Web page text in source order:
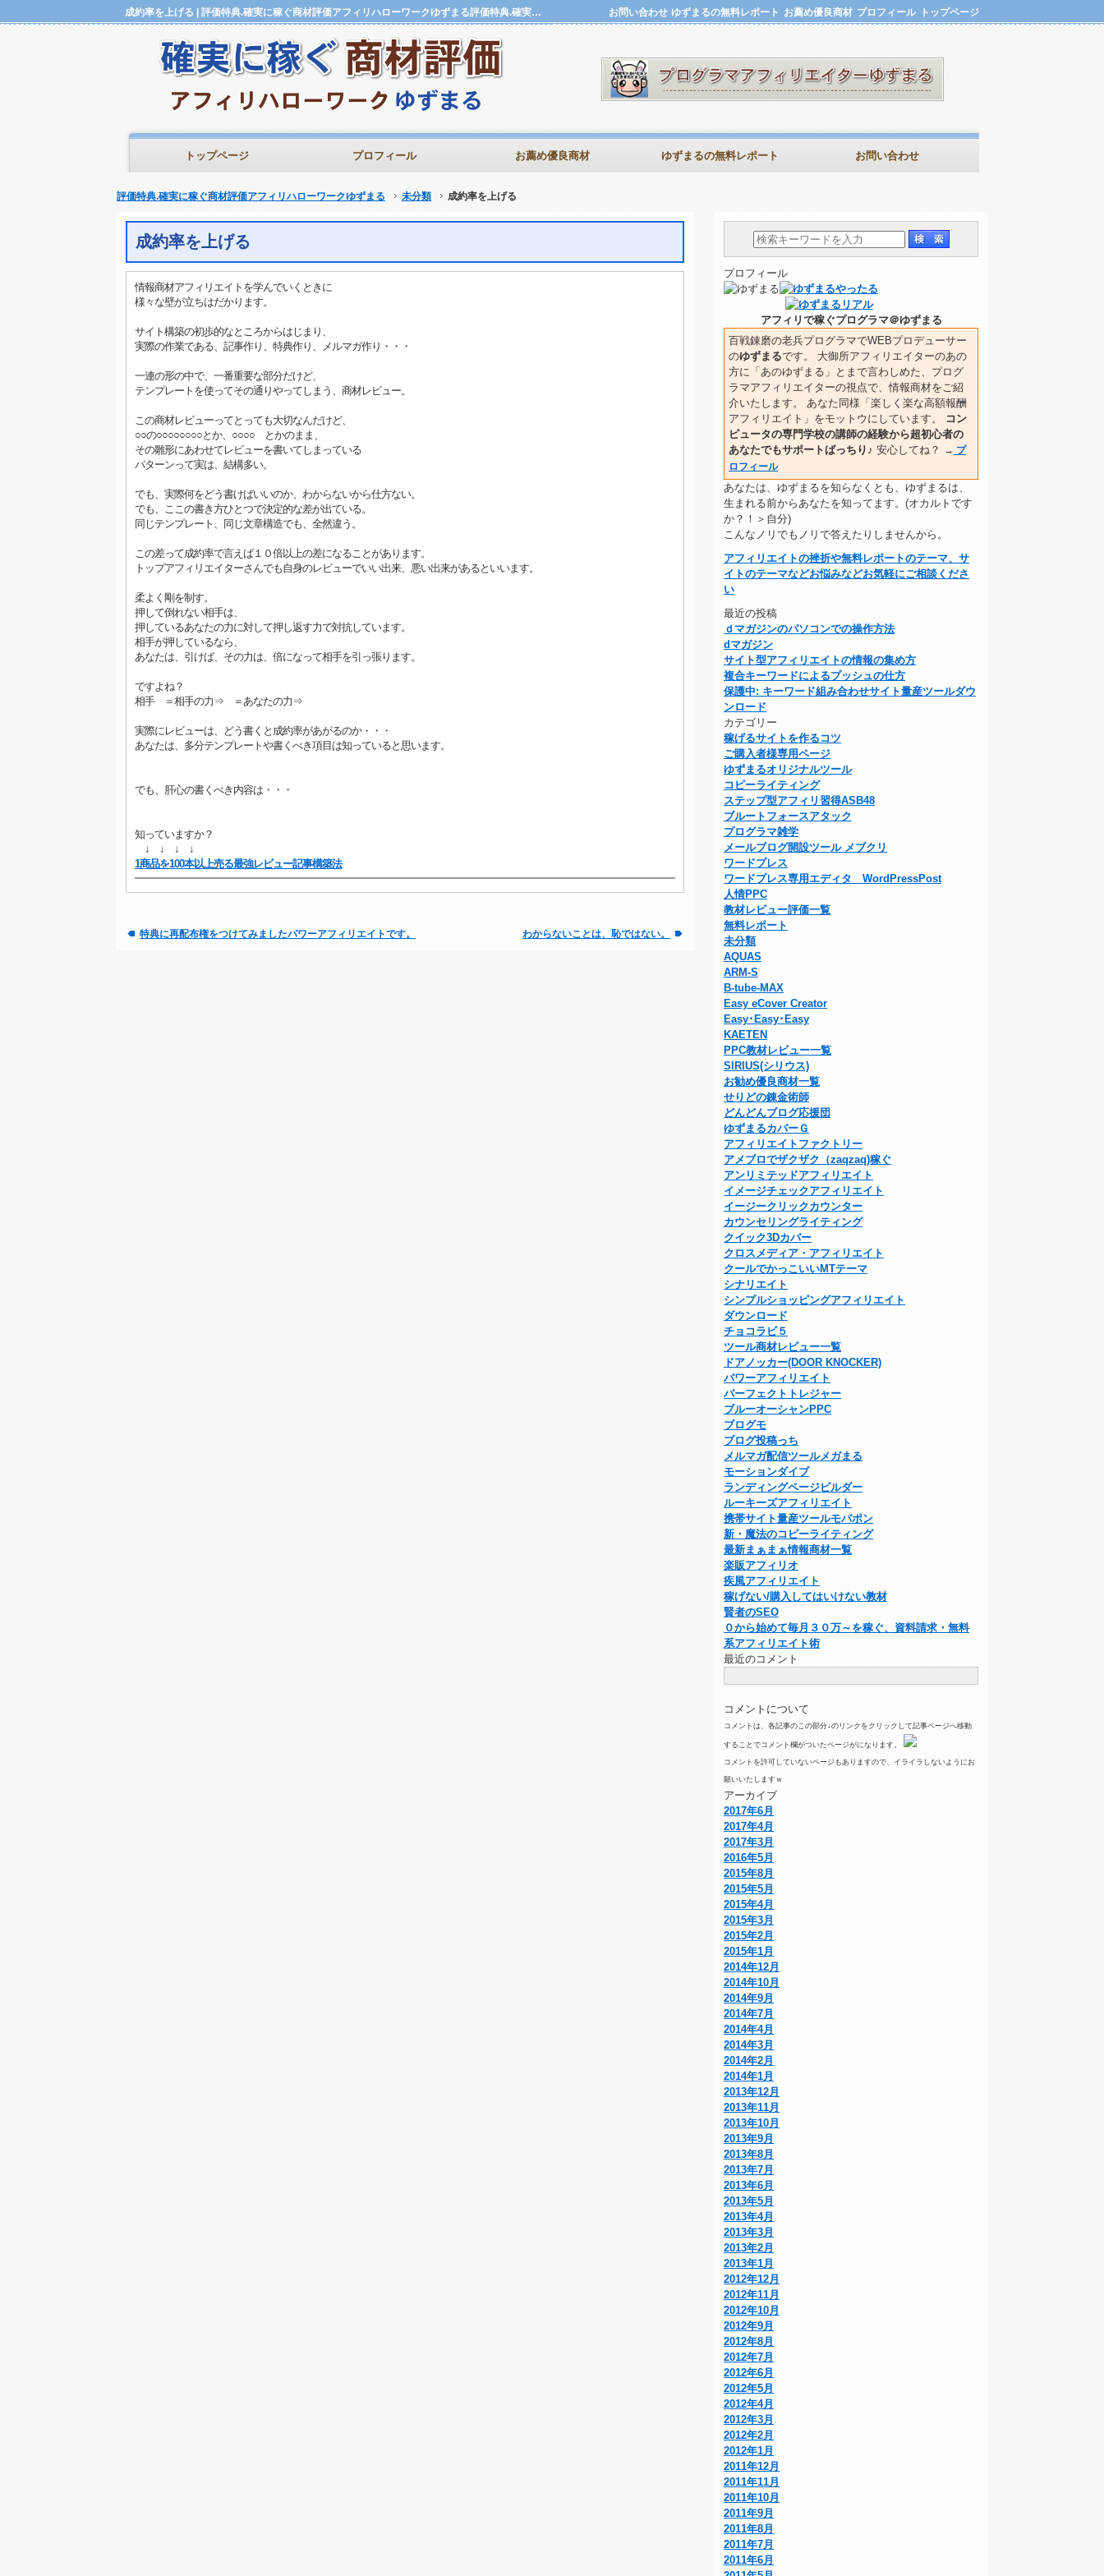
成約率を上げる | 評価特典.確実に稼ぐ商材評価アフィリハローワークゆずまる評価特典.確実に稼ぐ商材評価アフィリハローワークゆずまる トップページ
プロフィール
お薦め優良商材
ゆずまるの無料レポート
お問い合わせ
トップページ プロフィール お薦め優良商材 ゆずまるの無料レポート お問い合わせ
評価特典.確実に稼ぐ商材評価アフィリハローワークゆずまる 未分類 成約率を上げる
成約率を上げる
情報商材アフィリエイトを学んでいくときに
様々な壁が立ちはだかります。
サイト構築の初歩的なところからはじまり、
実際の作業である、記事作り、特典作り、メルマガ作り・・・
一連の形の中で、一番重要な部分だけど、
テンプレートを使ってその通りやってしまう、商材レビュー。
この商材レビューってとっても大切なんだけど、
○○の○○○○○○○○とか、○○○○ とかのまま、
その雛形にあわせてレビューを書いてしまっている
パターンって実は、結構多い。
でも、実際何をどう書けばいいのか、わからないから仕方ない。
でも、ここの書き方ひとつで決定的な差が出ている。
同じテンプレート、同じ文章構造でも、全然違う。
この差って成約率で言えば１０倍以上の差になることがあります。
トップアフィリエイターさんでも自身のレビューでいい出来、悪い出来があるといいます。
柔よく剛を制す。
押して倒れない相手は、
押しているあなたの力に対して押し返す力で対抗しています。
相手が押しているなら、
あなたは、引けば、その力は、倍になって相手を引っ張ります。
ですよね？
相手 ＝相手の力⇒ ＝あなたの力⇒
実際にレビューは、どう書くと成約率があがるのか・・・
あなたは、多分テンプレートや書くべき項目は知っていると思います。
でも、肝心の書くべき内容は・・・
知っていますか？
↓ ↓ ↓ ↓
1商品を100本以上売る最強レビュー記事構築法
特典に再配布権をつけてみましたパワーアフィリエイトです。 わからないことは、恥ではない。
プロフィール
アフィリで稼ぐプログラマ＠ゆずまる
百戦錬磨の老兵プログラマでWEBプロデューサー
のゆずまるです。 大御所アフィリエイターのあの
方に「あのゆずまる」とまで言わしめた、プログ
ラマアフィリエイターの視点で、情報商材をご紹
介いたします。 あなた同様「楽しく楽な高額報酬
アフィリエイト」をモットウにしています。
コン
ピュータの専門学校の講師の経験から超初心者の
あなたでもサポートばっちり♪ 安心してね？ → プ
ロフィール
あなたは、ゆずまるを知らなくとも、ゆずまるは、
生まれる前からあなたを知ってます。(オカルトです
か？！＞自分)
こんなノリでもノリで答えたりしませんから。
アフィリエイトの挫折や無料レポートのテーマ、サ
イトのテーマなどお悩みなどお気軽にご相談くださ
い
最近の投稿
ｄマガジンのパソコンでの操作方法
dマガジン
サイト型アフィリエイトの情報の集め方
複合キーワードによるプッシュの仕方
保護中: キーワード組み合わせサイト量産ツールダウ
ンロード
カテゴリー
稼げるサイトを作るコツ
ご購入者様専用ページ
ゆずまるオリジナルツール
コピーライティング
ステップ型アフィリ習得ASB48
ブルートフォースアタック
プログラマ雑学
メールブログ開設ツール メブクリ
ワードプレス
ワードプレス専用エディタ WordPressPost
人情PPC
教材レビュー評価一覧
無料レポート
未分類
AQUAS
ARM-S
B-tube-MAX
Easy eCover Creator
Easy･Easy･Easy
KAETEN
PPC教材レビュー一覧
SIRIUS(シリウス)
お勧め優良商材一覧
せりどの錬金術師
どんどんブログ応援団
ゆずまるカバーＧ
アフィリエイトファクトリー
アメブロでザクザク（zaqzaq)稼ぐ
アンリミテッドアフィリエイト
イメージチェックアフィリエイト
イージークリックカウンター
カウンセリングライティング
クイック3Dカバー
クロスメディア・アフィリエイト
クールでかっこいいMTテーマ
シナリエイト
シンプルショッピングアフィリエイト
ダウンロード
チョコラビ５
ツール商材レビュー一覧
ドアノッカー(DOOR KNOCKER)
パワーアフィリエイト
パーフェクトトレジャー
ブルーオーシャンPPC
ブログモ
ブログ投稿っち
メルマガ配信ツールメガまる
モーションダイブ
ランディングページビルダー
ルーキーズアフィリエイト
携帯サイト量産ツールモバポン
新・魔法のコピーライティング
最新まぁまぁ情報商材一覧
楽販アフィリオ
疾風アフィリエイト
稼げない/購入してはいけない教材
賢者のSEO
０から始めて毎月３０万～を稼ぐ、資料請求・無料
系アフィリエイト術
最近のコメント
コメントについて
コメントは、各記事のこの部分↓のリンクをクリックして記事ページへ移動
することでコメント欄がついたページがになります。
コメントを許可していないページもありますので、イライラしないようにお
願いいたしますｗ
アーカイブ
2017年6月
2017年4月
2017年3月
2016年5月
2015年8月
2015年5月
2015年4月
2015年3月
2015年2月
2015年1月
2014年12月
2014年10月
2014年9月
2014年7月
2014年4月
2014年3月
2014年2月
2014年1月
2013年12月
2013年11月
2013年10月
2013年9月
2013年8月
2013年7月
2013年6月
2013年5月
2013年4月
2013年3月
2013年2月
2013年1月
2012年12月
2012年11月
2012年10月
2012年9月
2012年8月
2012年7月
2012年6月
2012年5月
2012年4月
2012年3月
2012年2月
2012年1月
2011年12月
2011年11月
2011年10月
2011年9月
2011年8月
2011年7月
2011年6月